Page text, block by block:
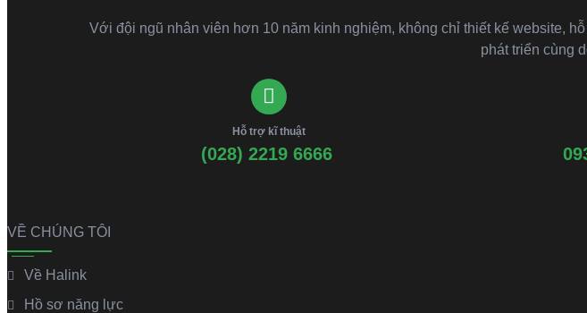
Với đội ngũ nhân viên hơn 10 năm kinh nghiệm, không chỉ thiết kế website,
phát triển cùng
Hỗ trợ kĩ thuật
(028) 2219 6666
VỀ CHÚNG TÔI
Về Halink
Hồ sơ năng lực